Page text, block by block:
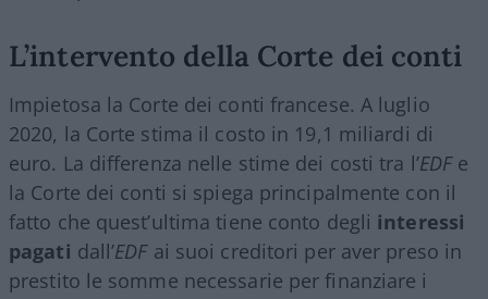
L’intervento della Corte dei conti
Impietosa la Corte dei conti francese. A luglio
2020, la Corte stima il costo in 19,1 miliardi di
euro. La differenza nelle stime dei costi tra l’EDFe
la Corte dei conti si spiega principalmente con il
fatto che quest’ultima tiene conto degli interessi
pagati dall’EDFai suoi creditori per aver preso in
prestito le somme necessarie per finanziare i